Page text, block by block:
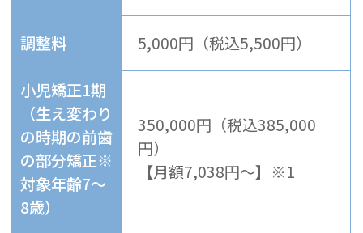
調整料 5,000円（税込5,500円）
小児矯正1期
（生え変わり
の時期の前歯
の部分矯正※
対象年齢7～
8歳）
350,000円（税込385,000
円）
【月額7,038円～】※1